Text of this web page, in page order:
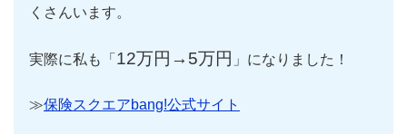
くさんいます。
実際に私も「 12万円→5万円 」になりました！
≫保険スクエアbang!公式サイト